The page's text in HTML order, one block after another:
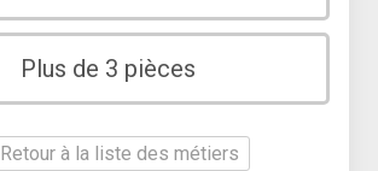
Plus de 3 pièces
Retour à la liste des métiers